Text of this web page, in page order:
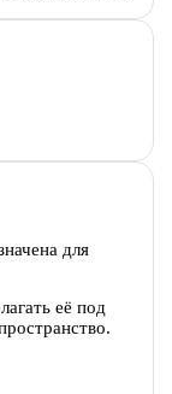
для
её под